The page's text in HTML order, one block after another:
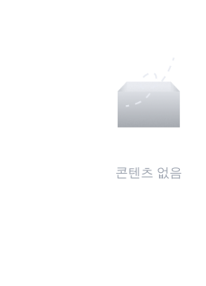
콘텐츠 없음